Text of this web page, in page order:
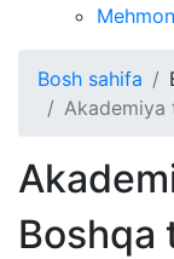
Bosh sahifa
Akademiya
Boshqa